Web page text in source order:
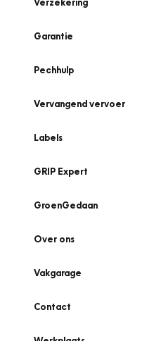
Garantie
Pechhulp
Vervangend vervoer
Labels
GRIP Expert
GroenGedaan
Over ons
Vakgarage
Contact